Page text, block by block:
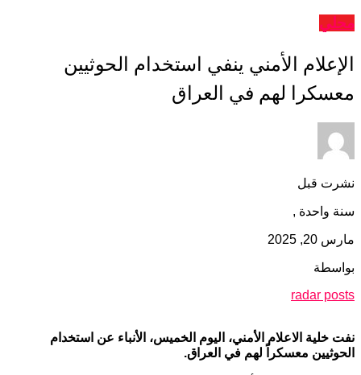
محلي
الإعلام الأمني ينفي استخدام الحوثيين
معسكرا لهم في العراق
نشرت قبل
سنة واحدة ,
مارس 20, 2025
بواسطة
radar posts
نفت خلية الاعلام الأمني، اليوم الخميس، الأنباء عن استخدام
الحوثيين معسكراً لهم في العراق.